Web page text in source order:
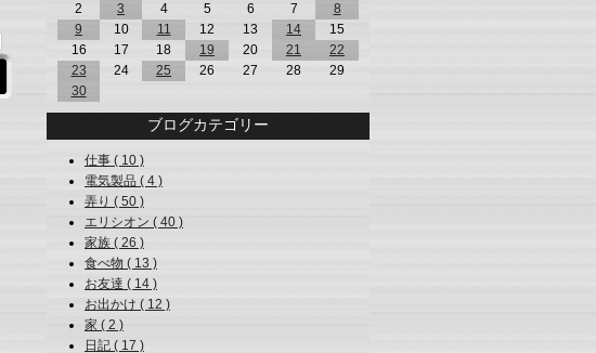
2
3 4 5 6 7
8
9
10 11 12 13 14
15
16
17 18 19 20 21
22
23
24 25 26 27 28
29
30
ブログカテゴリー
仕事 ( 10 )
電気製品 ( 4 )
弄り ( 50 )
エリシオン ( 40 )
家族 ( 26 )
食べ物 ( 13 )
お友達 ( 14 )
お出かけ ( 12 )
家 ( 2 )
日記 ( 17 )